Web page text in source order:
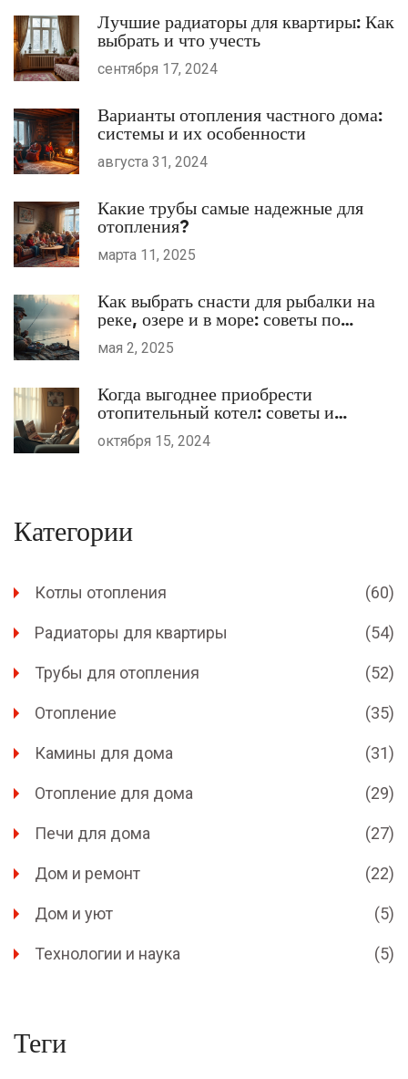
Лучшие радиаторы для квартиры: Как
выбрать и что учесть
сентября 17, 2024
Варианты отопления частного дома:
системы и их особенности
августа 31, 2024
Какие трубы самые надежные для
отопления?
марта 11, 2025
Как выбрать снасти для рыбалки на
реке, озере и в море: советы по
подбору удилищ, лески и приманок
мая 2, 2025
Когда выгоднее приобрести
отопительный котел: советы и
рекомендации
октября 15, 2024
Категории
Котлы отопления (60)
Радиаторы для квартиры (54)
Трубы для отопления (52)
Отопление (35)
Камины для дома (31)
Отопление для дома (29)
Печи для дома (27)
Дом и ремонт (22)
Дом и уют (5)
Технологии и наука (5)
Теги